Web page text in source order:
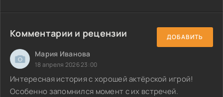
Комментарии и рецензии ДОБАВИТЬ
Мария Иванова
18 апреля 2026 23:00
Интересная история с хорошей актёрской игрой!
Особенно запомнился момент с их встречей.